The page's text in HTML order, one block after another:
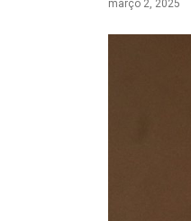
março 2, 2025